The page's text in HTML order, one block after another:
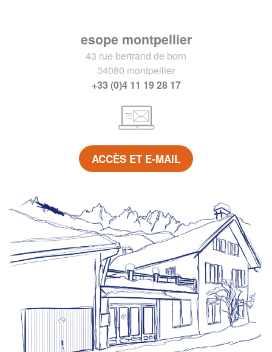
esope montpellier
43 rue bertrand de born
34080 montpellier
+33 (0)4 11 19 28 17
ACCÈS ET E-MAIL